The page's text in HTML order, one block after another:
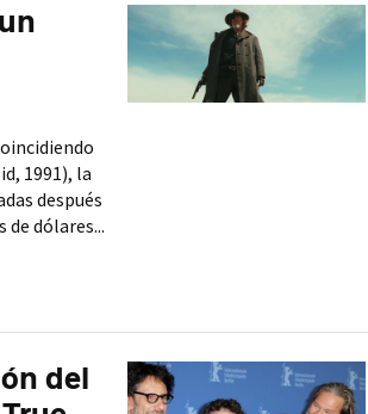
1991), la
después
dólares...
del